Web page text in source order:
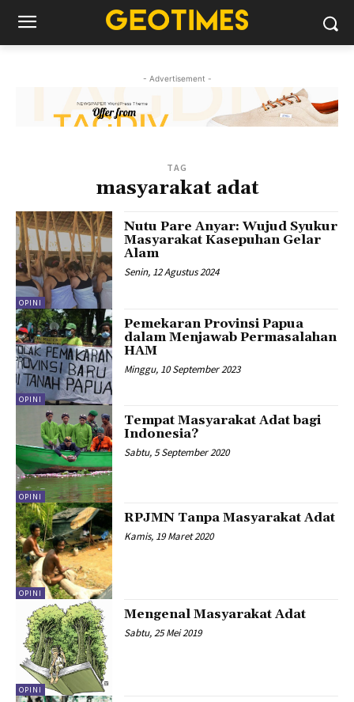
- Advertisement -
TAG
masyarakat adat
OPINI
Nutu Pare Anyar: Wujud Syukur
Masyarakat Kasepuhan Gelar
Alam
Senin, 12 Agustus 2024
OPINI
Pemekaran Provinsi Papua
dalam Menjawab Permasalahan
HAM
Minggu, 10 September 2023
OPINI
Tempat Masyarakat Adat bagi
Indonesia?
Sabtu, 5 September 2020
OPINI
RPJMN Tanpa Masyarakat Adat
Kamis, 19 Maret 2020
OPINI
Mengenal Masyarakat Adat
Sabtu, 25 Mei 2019